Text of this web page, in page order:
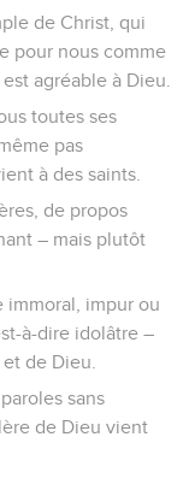
de Christ, qui
pour nous comme
agréable à Dieu.
toutes ses
pas
à des saints.
de propos
– mais plutôt
immoral, impur ou
à-dire idolâtre –
de Dieu.
sans
de Dieu vient